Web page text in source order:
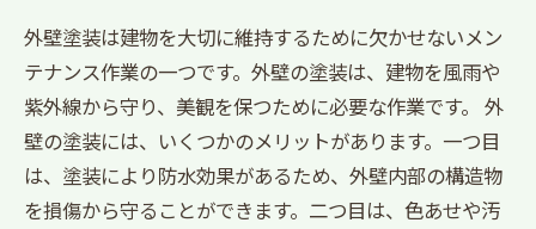
外壁塗装は建物を大切に維持するために欠かせないメン
テナンス作業の一つです。外壁の塗装は、建物を風雨や
紫外線から守り、美観を保つために必要な作業です。 外
壁の塗装には、いくつかのメリットがあります。一つ目
は、塗装により防水効果があるため、外壁内部の構造物
を損傷から守ることができます。二つ目は、色あせや汚